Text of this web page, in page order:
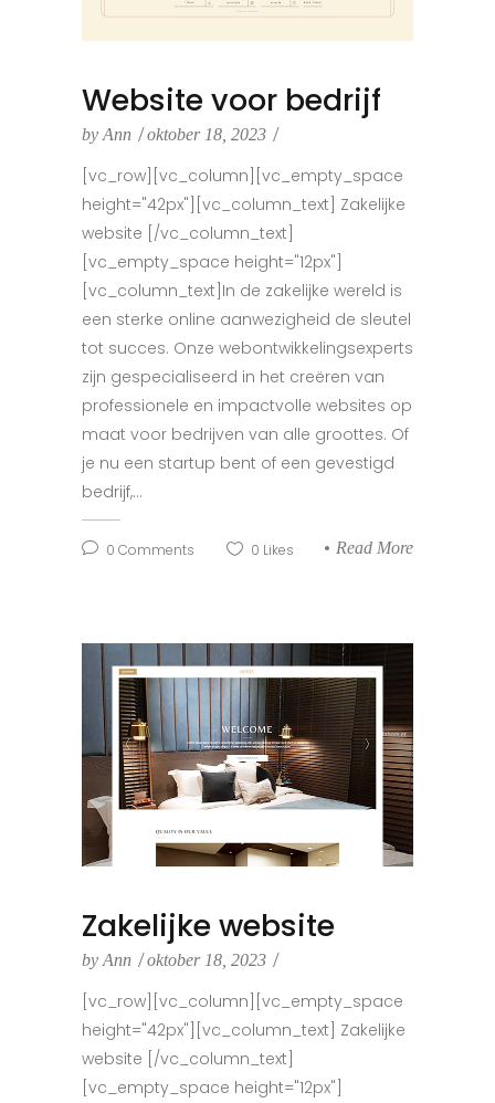
Website voor bedrijf
by Ann oktober 18, 2023
[vc_row][vc_column][vc_empty_space
height="42px"][vc_column_text] Zakelijke
website [/vc_column_text]
[vc_empty_space height="12px"]
[vc_column_text]In de zakelijke wereld is
een sterke online aanwezigheid de sleutel
tot succes. Onze webontwikkelingsexperts
zijn gespecialiseerd in het creëren van
professionele en impactvolle websites op
maat voor bedrijven van alle groottes. Of
je nu een startup bent of een gevestigd
bedrijf,...
0 Comments 0 Likes Read More
Zakelijke website
by Ann oktober 18, 2023
[vc_row][vc_column][vc_empty_space
height="42px"][vc_column_text] Zakelijke
website [/vc_column_text]
[vc_empty_space height="12px"]